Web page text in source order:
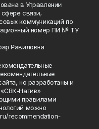
в Управлении
связи,
коммуникаций по
номер ПИ № ТУ
Равиловна
но разработаны и
Натив»
правилами
можно
recommendation-